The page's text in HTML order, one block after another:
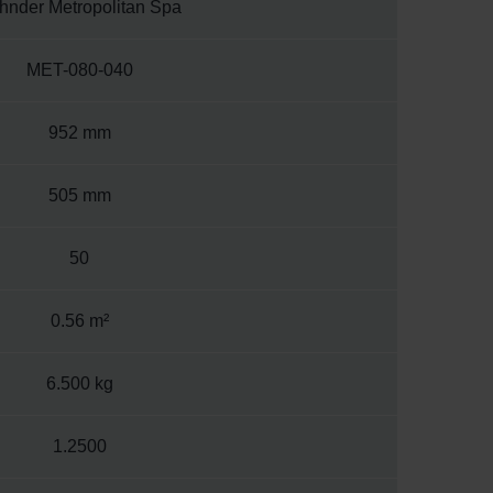
Metropolitan Spa
MET-080-040
952 mm
505 mm
50
0.56 m²
6.500 kg
1.2500